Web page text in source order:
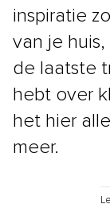
inspiratie
van je
de laatste
hebt over
het hier
meer.